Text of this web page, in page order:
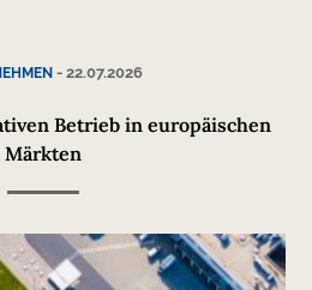
- 22.07.2026
Betrieb in europäischen
Märkten